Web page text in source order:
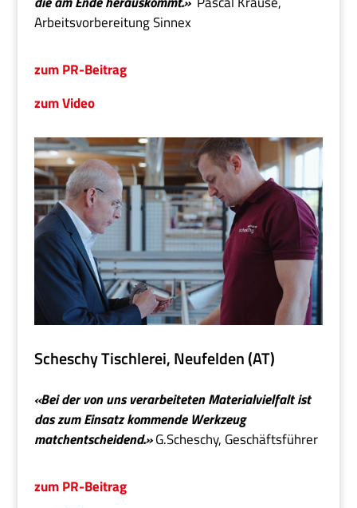
Arbeitsvorbereitung Sinnex
zum PR-Beitrag
zum Video
Scheschy Tischlerei, Neufelden (AT)
«Bei der von uns verarbeiteten Materialvielfalt ist
das zum Einsatz kommende Werkzeug
matchentscheidend.»G.Scheschy, Geschäftsführer
zum PR-Beitrag